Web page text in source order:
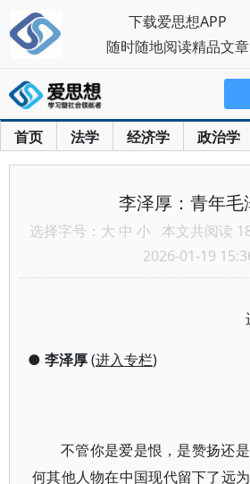
首页 法学 经济学 政治学
李泽厚：青年毛
选择字号： 大 中 小 本文共阅读
2026-01-19
● 李泽厚(进入专栏)
不管你是爱是恨，是赞扬还
何其他人物在中国现代留下了远
下载爱思想APP
随时随地阅读精品文章